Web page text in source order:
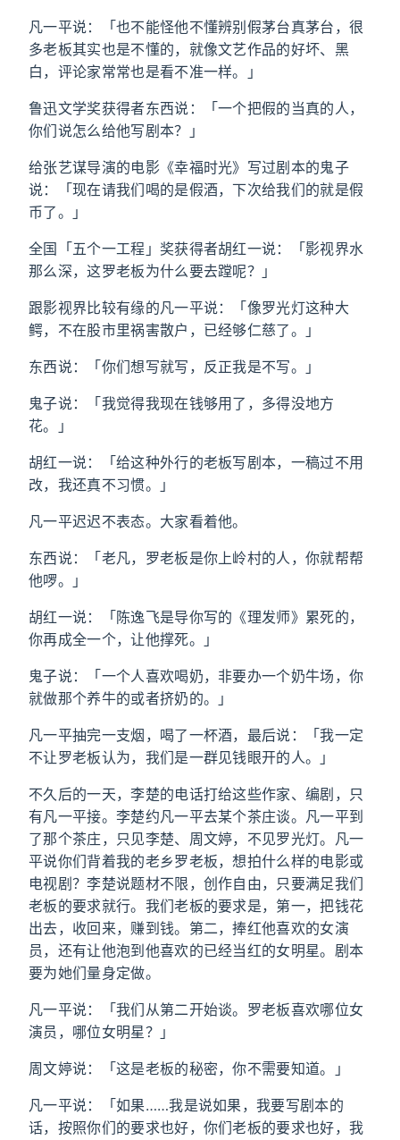
凡一平说：「也不能怪他不懂辨别假茅台真茅台，很
多老板其实也是不懂的，就像文艺作品的好坏、黑
白，评论家常常也是看不准一样。」
鲁迅文学奖获得者东西说：「一个把假的当真的人，
你们说怎么给他写剧本？」
给张艺谋导演的电影《幸福时光》写过剧本的鬼子
说：「现在请我们喝的是假酒，下次给我们的就是假
币了。」
全国「五个一工程」奖获得者胡红一说：「影视界水
那么深，这罗老板为什么要去蹚呢？」
跟影视界比较有缘的凡一平说：「像罗光灯这种大
鳄，不在股市里祸害散户，已经够仁慈了。」
东西说：「你们想写就写，反正我是不写。」
鬼子说：「我觉得我现在钱够用了，多得没地方
花。」
胡红一说：「给这种外行的老板写剧本，一稿过不用
改，我还真不习惯。」
凡一平迟迟不表态。大家看着他。
东西说：「老凡，罗老板是你上岭村的人，你就帮帮
他啰。」
胡红一说：「陈逸飞是导你写的《理发师》累死的，
你再成全一个，让他撑死。」
鬼子说：「一个人喜欢喝奶，非要办一个奶牛场，你
就做那个养牛的或者挤奶的。」
凡一平抽完一支烟，喝了一杯酒，最后说：「我一定
不让罗老板认为，我们是一群见钱眼开的人。」
不久后的一天，李楚的电话打给这些作家、编剧，只
有凡一平接。李楚约凡一平去某个茶庄谈。凡一平到
了那个茶庄，只见李楚、周文婷，不见罗光灯。凡一
平说你们背着我的老乡罗老板，想拍什么样的电影或
电视剧？李楚说题材不限，创作自由，只要满足我们
老板的要求就行。我们老板的要求是，第一，把钱花
出去，收回来，赚到钱。第二，捧红他喜欢的女演
员，还有让他泡到他喜欢的已经当红的女明星。剧本
要为她们量身定做。
凡一平说：「我们从第二开始谈。罗老板喜欢哪位女
演员，哪位女明星？」
周文婷说：「这是老板的秘密，你不需要知道。」
凡一平说：「如果……我是说如果，我要写剧本的
话，按照你们的要求也好，你们老板的要求也好，我